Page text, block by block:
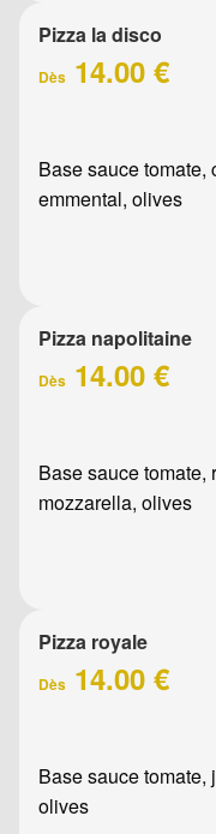
Pizza la disco
Dès 14.00 €
Base sauce tomate,
emmental, olives
Pizza napolitaine
Dès 14.00 €
Base sauce tomate,
mozzarella, olives
Pizza royale
Dès 14.00 €
Base sauce tomate,
olives